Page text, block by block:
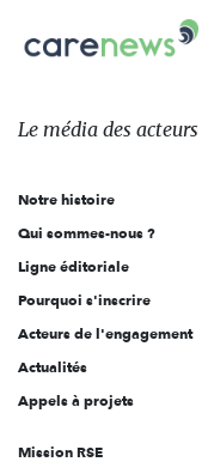
sur:
Carenews,
Le
des
l'engagement
Le média des acteurs
Notre histoire
Qui sommes-nous ?
Ligne éditoriale
Pourquoi s'inscrire
Acteurs de l'engagement
Actualités
Appels à projets
Mission RSE